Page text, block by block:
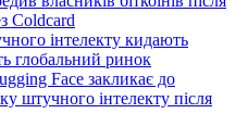
Coldcard
інтелекту кидають
глобальний ринок
Face закликає до
штучного інтелекту після